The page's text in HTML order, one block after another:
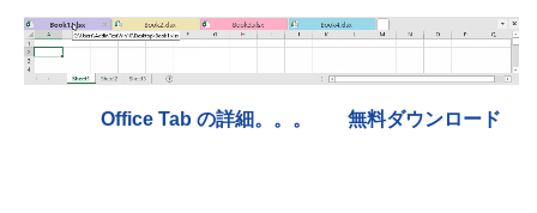
Office Tab の詳細。。。 無料ダウンロード